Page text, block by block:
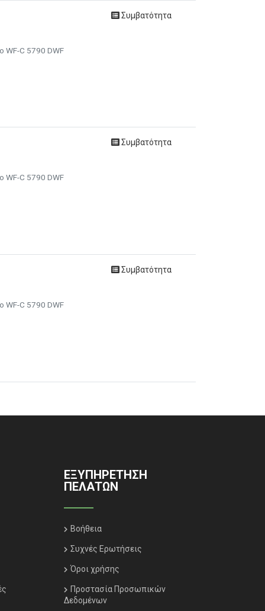
WF-C 5790 DWF
Συμβατότητα
WF-C 5790 DWF
Συμβατότητα
WF-C 5790 DWF
Συμβατότητα
ΕΞΥΠΗΡΈΤΗΣΗ
ΠΕΛΑΤΏΝ
Βοήθεια
Συχνές Ερωτήσεις
Όροι χρήσης
Προστασία Προσωπικών
Δεδομένων